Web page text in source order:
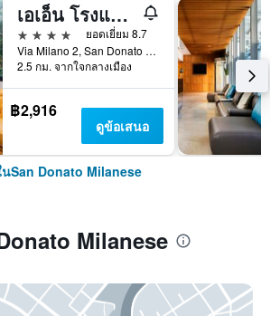
เอเอ็น โรงแรม มิลาน ซาน โดนาโต
4 ดาว
ยอดเยี่ยม 8.7
Via Milano 2, San Donato Milanese, มิลาน, อิตาลี
2.5 กม. จากใจกลางเมือง
฿2,916
ดูข้อเสนอ
San Donato Milanese
Milanese